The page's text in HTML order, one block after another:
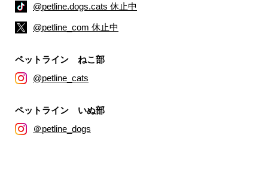
@petline.dogs.cats 休止中
@petline_com 休止中
ペットライン ねこ部
@petline_cats
ペットライン いぬ部
＠petline_dogs